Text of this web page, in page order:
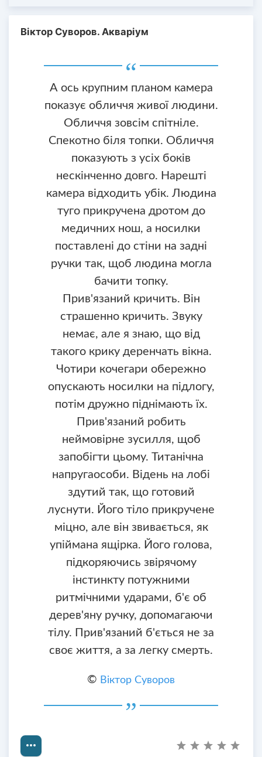
Віктор Суворов. Акваріум
А ось крупним планом камера
показує обличчя живої людини.
Обличчя зовсім спітніле.
Спекотно біля топки. Обличчя
показують з усіх боків
нескінченно довго. Нарешті
камера відходить убік. Людина
туго прикручена дротом до
медичних нош, а носилки
поставлені до стіни на задні
ручки так, щоб людина могла
бачити топку.
Прив'язаний кричить. Він
страшенно кричить. Звуку
немає, але я знаю, що від
такого крику деренчать вікна.
Чотири кочегари обережно
опускають носилки на підлогу,
потім дружно піднімають їх.
Прив'язаний робить
неймовірне зусилля, щоб
запобігти цьому. Титанічна
напругаособи. Відень на лобі
здутий так, що готовий
луснути. Його тіло прикручене
міцно, але він звивається, як
упіймана ящірка. Його голова,
підкоряючись звірячому
інстинкту потужними
ритмічними ударами, б'є об
дерев'яну ручку, допомагаючи
тілу. Прив'язаний б'ється не за
своє життя, а за легку смерть.
© Віктор Суворов